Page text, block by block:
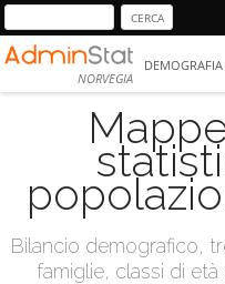
NORVEGIA
DEMOGRAFIA
Bilancio demografico,
famiglie, classi di